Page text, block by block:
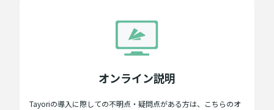
オンライン説明
Tayoriの導入に際しての不明点・疑問点がある方は、こちらのオ